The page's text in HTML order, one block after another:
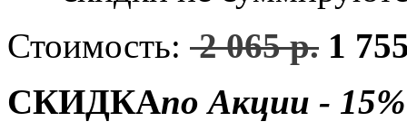
Стоимость: 2 065 р. 1
СКИДКАпо Акции - 15%